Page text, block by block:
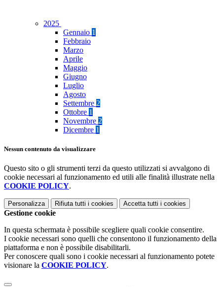
2025
Gennaio 1
Febbraio
Marzo
Aprile
Maggio
Giugno
Luglio
Agosto
Settembre 2
Ottobre 1
Novembre 2
Dicembre 1
Nessun contenuto da visualizzare
Questo sito o gli strumenti terzi da questo utilizzati si avvalgono di
cookie necessari al funzionamento ed utili alle finalità illustrate nella
COOKIE POLICY.
Personalizza Rifiuta tutti i cookies Accetta tutti i cookies
Gestione cookie
In questa schermata è possibile scegliere quali cookie consentire.
I cookie necessari sono quelli che consentono il funzionamento della
piattaforma e non è possibile disabilitarli.
Per conoscere quali sono i cookie necessari al funzionamento potete
visionare la COOKIE POLICY.